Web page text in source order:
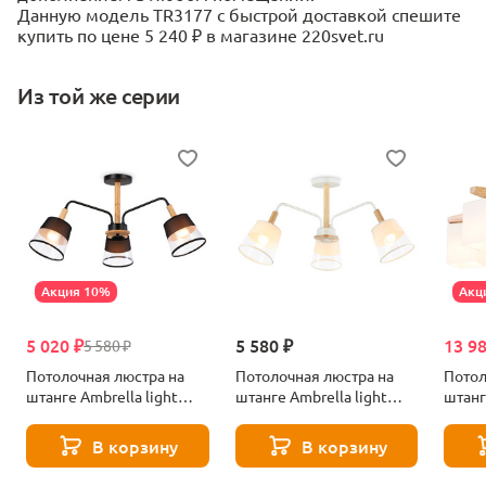
Данную модель TR3177 с быстрой доставкой спешите
купить по цене 5 240 ₽ в магазине 220svet.ru
Из той же серии
Акция 10%
5 580 ₽
5 020 ₽
Потолочная люстра на
штанге Ambrella light
В корзину
5 580 ₽
Потолочная люстра на
штанге Ambrella light
В корзину
13